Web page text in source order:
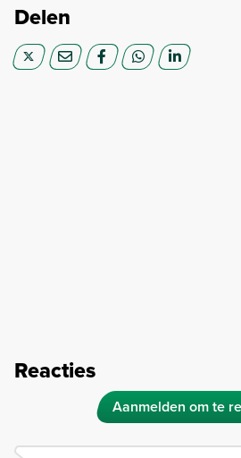
Delen
Reacties
Aanmelden om te